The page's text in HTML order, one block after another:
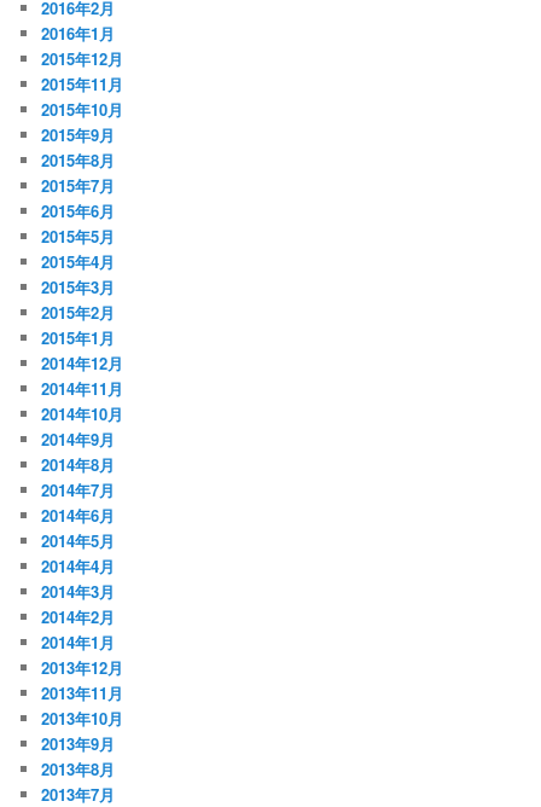
2016年2月
2016年1月
2015年12月
2015年11月
2015年10月
2015年9月
2015年8月
2015年7月
2015年6月
2015年5月
2015年4月
2015年3月
2015年2月
2015年1月
2014年12月
2014年11月
2014年10月
2014年9月
2014年8月
2014年7月
2014年6月
2014年5月
2014年4月
2014年3月
2014年2月
2014年1月
2013年12月
2013年11月
2013年10月
2013年9月
2013年8月
2013年7月